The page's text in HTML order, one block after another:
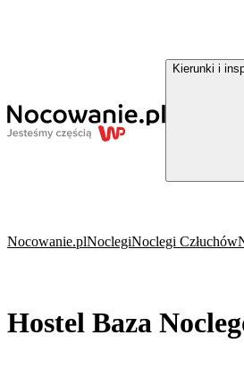
Kierunki i
Nocowanie.plNoclegiNoclegi Człuchów
Hostel Baza